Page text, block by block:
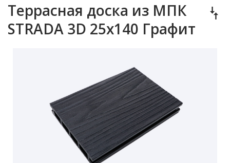
Террасная доска из МПК
STRADA 3D 25x140 Графит